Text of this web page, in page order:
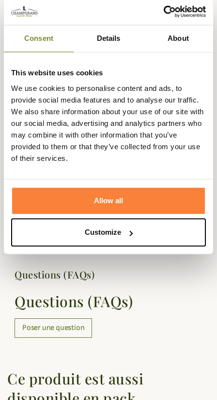
Consent Details About
This website uses cookies
We use cookies to personalise content and ads, to
provide social media features and to analyse our traffic.
We also share information about your use of our site with
our social media, advertising and analytics partners who
may combine it with other information that you’ve
provided to them or that they’ve collected from your use
of their services.
Allow all
Customize
mouvement lors de la marche. Ce pantalon de chasse
Seeland dispose, comme laveste Woodcock Advanced,
d'une membrane imperméable et coupe-vent SEETEX®
milieu ouvert. Il est doté également de deux poches
cargo avec des trous de vidange, d'un bas des jambes
ajustable et de boutons pour la fixation des bretelles au
dos.
Ce pantalon Luton Woodcock de Seeland vous offrira un
confort et une liberté de mouvement parfaite tout au
long de vos chasses. Associé à la veste Woodcock
Advanced, vous disposerez d'un ensemble de chasse
Fiche technique
Homme
Questions (FAQs)
Questions (FAQs)
Poser une question
Ce produit est aussi